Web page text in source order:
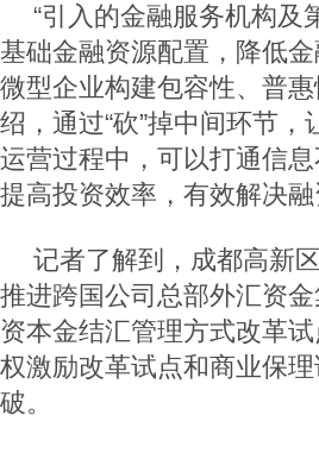
“引入的金融服务机构及
基础金融资源配置，降低
微型企业构建包容性、普
绍，通过“砍”掉中间环节
运营过程中，可以打通信
提高投资效率，有效解决
记者了解到，成都高新
推进跨国公司总部外汇资
资本金结汇管理方式改革
权激励改革试点和商业保
破。